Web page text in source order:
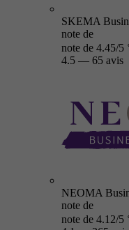
SKEMA
note de
note de 4.45/5
4.5 — 65 avis
NEOMA
note de
note de 4.12/5